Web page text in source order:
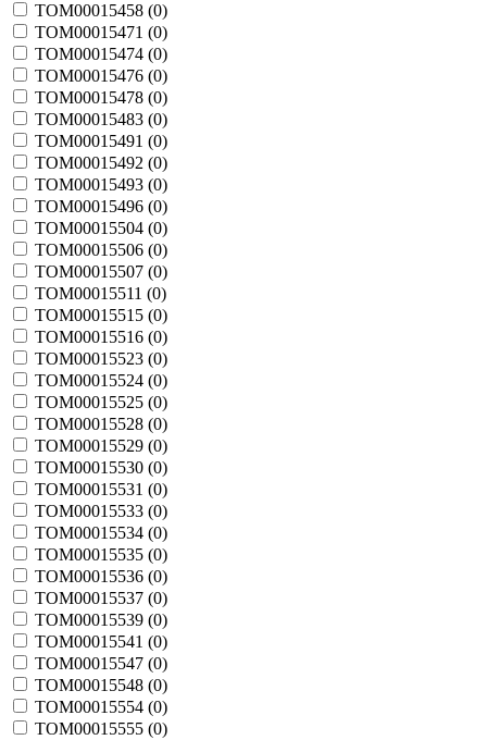
TOM00015458 (0)
TOM00015471 (0)
TOM00015474 (0)
TOM00015476 (0)
TOM00015478 (0)
TOM00015483 (0)
TOM00015491 (0)
TOM00015492 (0)
TOM00015493 (0)
TOM00015496 (0)
TOM00015504 (0)
TOM00015506 (0)
TOM00015507 (0)
TOM00015511 (0)
TOM00015515 (0)
TOM00015516 (0)
TOM00015523 (0)
TOM00015524 (0)
TOM00015525 (0)
TOM00015528 (0)
TOM00015529 (0)
TOM00015530 (0)
TOM00015531 (0)
TOM00015533 (0)
TOM00015534 (0)
TOM00015535 (0)
TOM00015536 (0)
TOM00015537 (0)
TOM00015539 (0)
TOM00015541 (0)
TOM00015547 (0)
TOM00015548 (0)
TOM00015554 (0)
TOM00015555 (0)